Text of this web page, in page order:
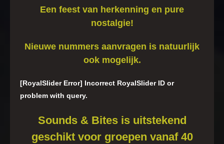
Een feest van herkenning en pure
nostalgie!
Nieuwe nummers aanvragen is natuurlijk
ook mogelijk.
[RoyalSlider Error] Incorrect RoyalSlider ID or
problem with query.
Sounds & Bites is uitstekend
geschikt voor groepen vanaf 40